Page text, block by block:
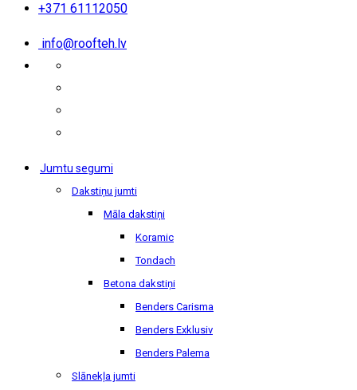
+371 61112050
info@roofteh.lv
Jumtu segumi
Dakstiņu jumti
Māla dakstiņi
Koramic
Tondach
Betona dakstiņi
Benders Carisma
Benders Exklusiv
Benders Palema
Slānekļa jumti